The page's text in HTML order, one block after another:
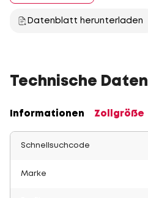
Datenblatt herunterladen
Technische Daten
Informationen Zollgröße
Schnellsuchcode
Marke